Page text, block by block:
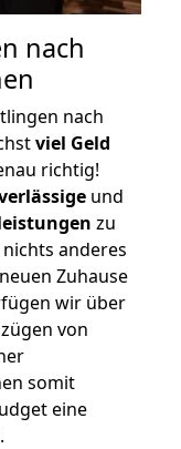
nach
nach
viel Geld
richtig!
und
zu
anderes
Zuhause
wir über
von
somit
eine